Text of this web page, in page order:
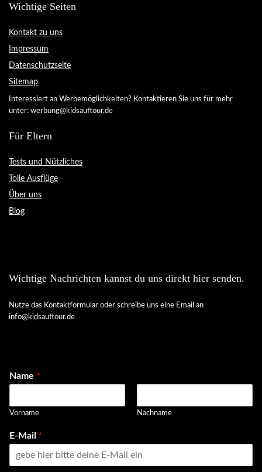
Wichtige Seiten
Kontakt zu uns
Impressum
Datenschutzseite
Sitemap
Interessiert an Werbemöglichkeiten? Kontaktieren Sie uns für mehr
unter: werbung@kidsauftour.de
Für Eltern
Tests und Nützliches
Tolle Ausflüge
Über uns
Blog
Wichtige Nachrichten kannst du uns direkt hier senden.
Nutze das Kontaktformular oder schreibe uns eine Email an
info@kidsauftour.de
Name *
Vorname Nachname
E-Mail *